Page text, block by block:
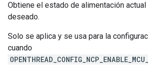
Obtiene el estado de alimentación actual
deseado.
Solo se aplica y se usa para la
cuando